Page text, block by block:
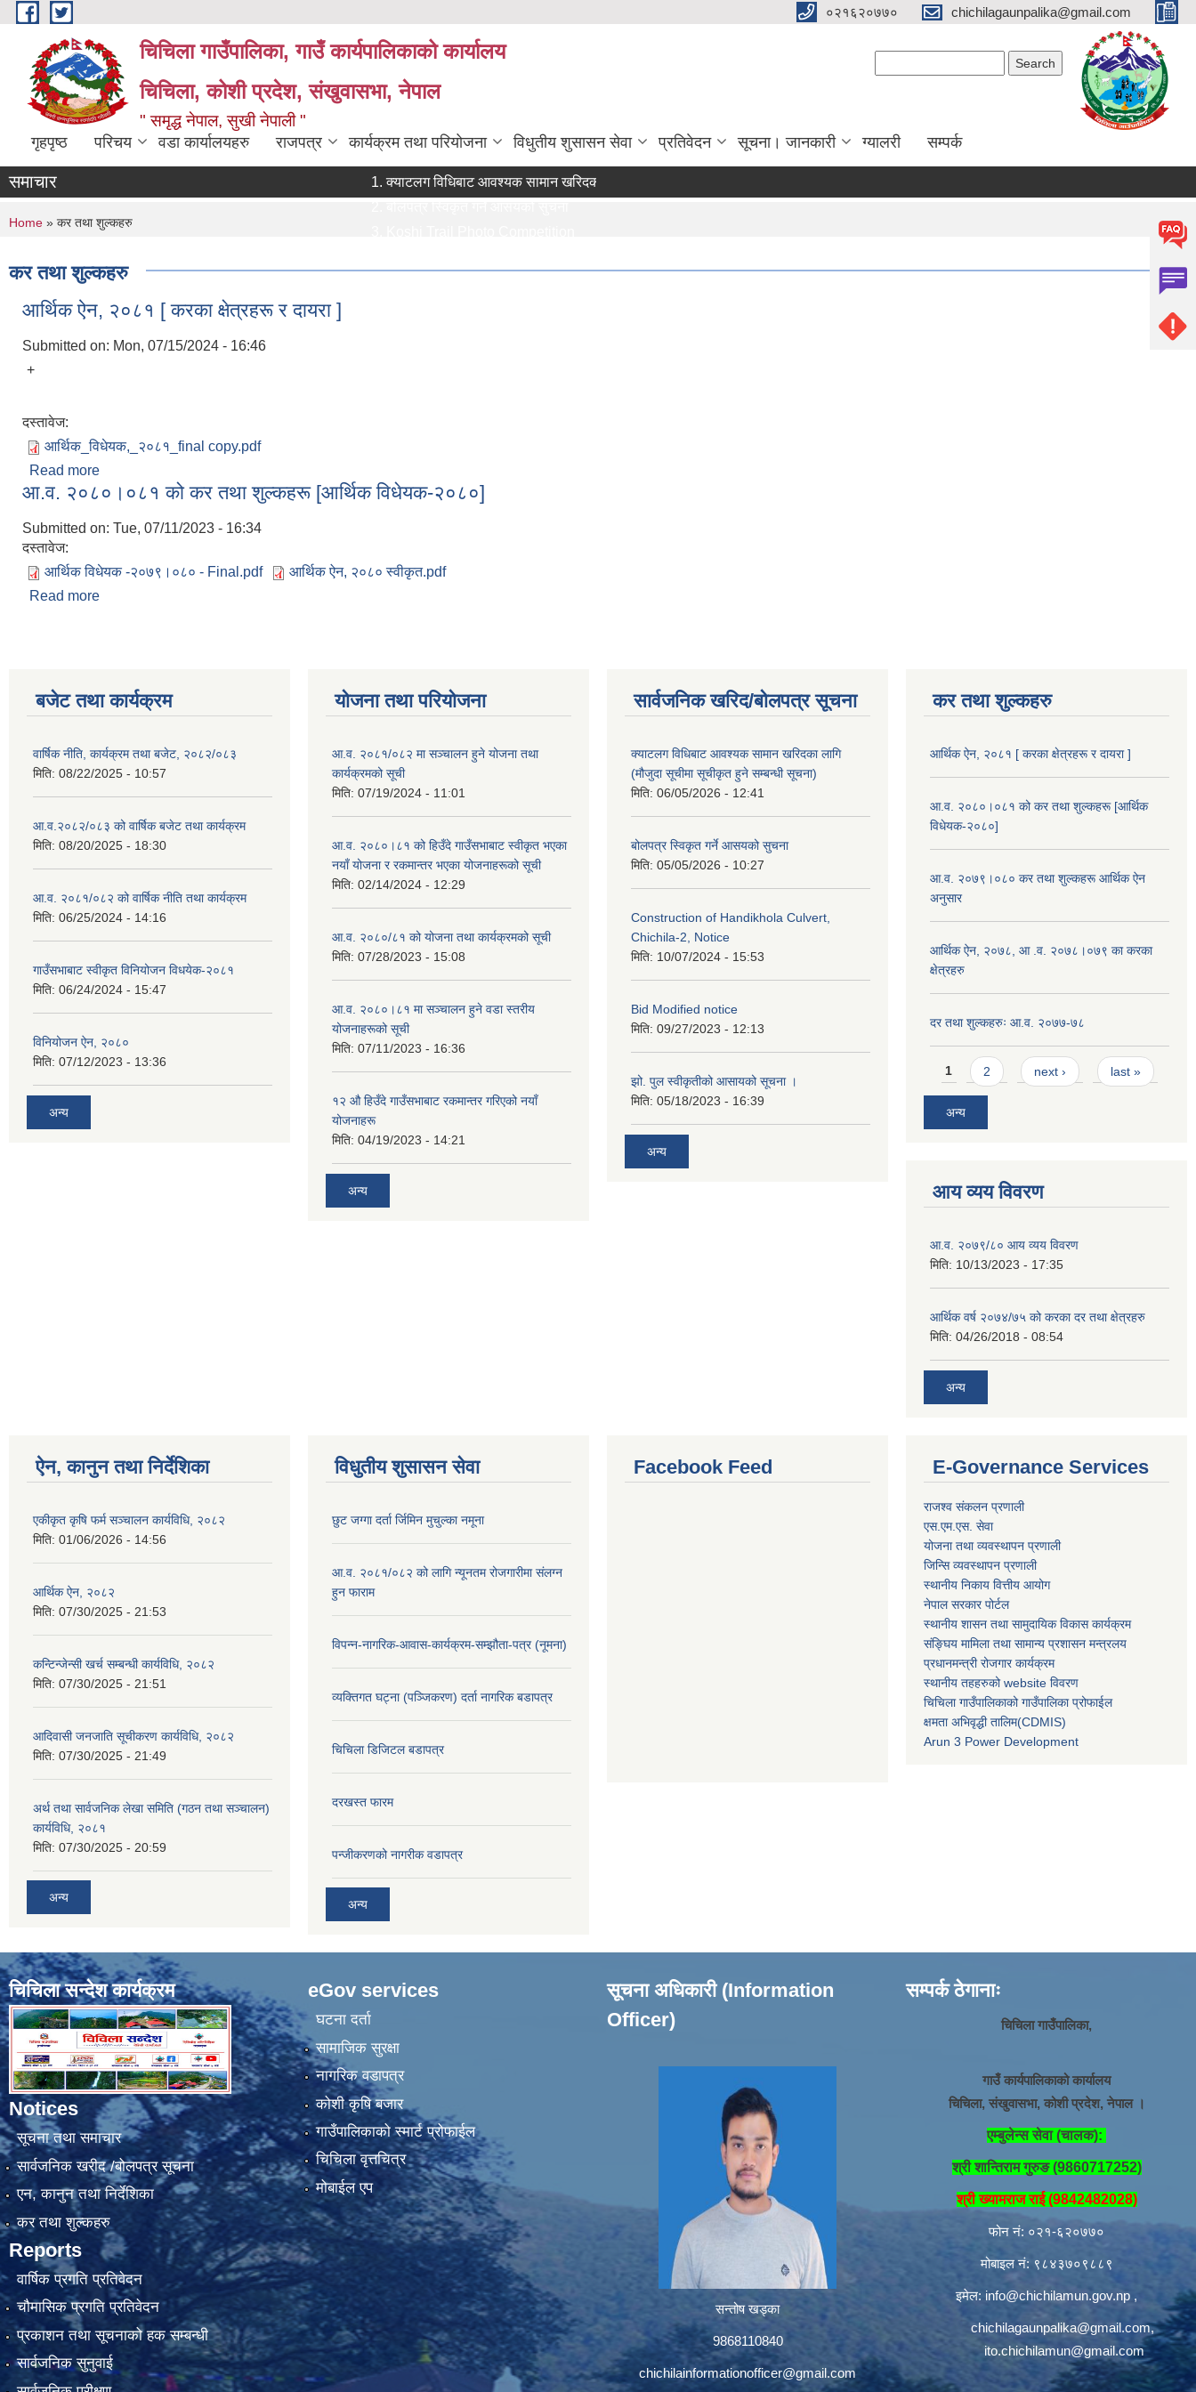
Skip to main content ०२१६२०७७० chichilagaunpalika@gmail.com
चिचिला गाउँपालिका, गाउँ कार्यपालिकाको कार्यालय
चिचिला, कोशी प्रदेश, संखुवासभा, नेपाल
" समृद्ध नेपाल, सुखी नेपाली "
गृहपृष्ठ परिचय वडा कार्यालयहरु राजपत्र कार्यक्रम तथा परियोजना विधुतीय शुसासन सेवा प्रतिवेदन सूचना। जानकारी ग्यालरी सम्पर्क
समाचार
क्याटलग विधिबाट आवश्यक सामान खरिदका लागि (मौजुदा सूचीमा सूचीकृत हुने सम्बन्धी सूचना)
You are here
Home » कर तथा शुल्कहरु
कर तथा शुल्कहरु
आर्थिक ऐन, २०८१ [ करका क्षेत्रहरू र दायरा ]
Submitted on: Mon, 07/15/2024 - 16:46
+
दस्तावेज:
आर्थिक_विधेयक,_२०८१_final copy.pdf
Read more
आ.व. २०८०।०८१ को कर तथा शुल्कहरू [आर्थिक विधेयक-२०८०]
Submitted on: Tue, 07/11/2023 - 16:34
दस्तावेज:
आर्थिक विधेयक -२०७९।०८० - Final.pdf
आर्थिक ऐन, २०८० स्वीकृत.pdf
Read more
बजेट तथा कार्यक्रम
वार्षिक नीति, कार्यक्रम तथा बजेट, २०८२/०८३
मिति: 08/22/2025 - 10:57
आ.व.२०८२/०८३ को वार्षिक बजेट तथा कार्यक्रम
मिति: 08/20/2025 - 18:30
आ.व. २०८१/०८२ को वार्षिक नीति तथा कार्यक्रम
मिति: 06/25/2024 - 14:16
गाउँसभाबाट स्वीकृत विनियोजन विधयेक-२०८१
मिति: 06/24/2024 - 15:47
विनियोजन ऐन, २०८०
मिति: 07/12/2023 - 13:36
अन्य
योजना तथा परियोजना
आ.व. २०८१/०८२ मा सञ्चालन हुने योजना तथा
कार्यक्रमको सूची
मिति: 07/19/2024 - 11:01
आ.व. २०८०।८१ को हिउँदे गाउँसभाबाट स्वीकृत भएका
नयाँ योजना र रकमान्तर भएका योजनाहरूको सूची
मिति: 02/14/2024 - 12:29
आ.व. २०८०/८१ को योजना तथा कार्यक्रमको सूची
मिति: 07/28/2023 - 15:08
आ.व. २०८०।८१ मा सञ्चालन हुने वडा स्तरीय
योजनाहरूको सूची
मिति: 07/11/2023 - 16:36
१२ औ हिउँदे गाउँसभाबाट रकमान्तर गरिएको नयाँ
योजनाहरू
मिति: 04/19/2023 - 14:21
अन्य
सार्वजनिक खरिद/बोलपत्र सूचना
क्याटलग विधिबाट आवश्यक सामान खरिदका लागि
(मौजुदा सूचीमा सूचीकृत हुने सम्बन्धी सूचना)
मिति: 06/05/2026 - 12:41
बोलपत्र स्विकृत गर्ने आसयको सुचना
मिति: 05/05/2026 - 10:27
Construction of Handikhola Culvert,
Chichila-2, Notice
मिति: 10/07/2024 - 15:53
Bid Modified notice
मिति: 09/27/2023 - 12:13
झो. पुल स्वीकृतीको आसायको सूचना ।
मिति: 05/18/2023 - 16:39
अन्य
कर तथा शुल्कहरु
आर्थिक ऐन, २०८१ [ करका क्षेत्रहरू र दायरा ]
आ.व. २०८०।०८१ को कर तथा शुल्कहरू [आर्थिक
विधेयक-२०८०]
आ.व. २०७९।०८० कर तथा शुल्कहरू आर्थिक ऐन
अनुसार
आर्थिक ऐन, २०७८, आ .व. २०७८।०७९ का करका
क्षेत्रहरु
दर तथा शुल्कहरुः आ.व. २०७७-७८
Pages
1 2 next › last »
अन्य
आय व्यय विवरण
आ.व. २०७९/८० आय व्यय विवरण
मिति: 10/13/2023 - 17:35
आर्थिक वर्ष २०७४/७५ को करका दर तथा क्षेत्रहरु
मिति: 04/26/2018 - 08:54
अन्य
ऐन, कानुन तथा निर्देशिका
एकीकृत कृषि फर्म सञ्चालन कार्यविधि, २०८२
मिति: 01/06/2026 - 14:56
आर्थिक ऐन, २०८२
मिति: 07/30/2025 - 21:53
कन्टिन्जेन्सी खर्च सम्बन्धी कार्यविधि, २०८२
मिति: 07/30/2025 - 21:51
आदिवासी जनजाति सूचीकरण कार्यविधि, २०८२
मिति: 07/30/2025 - 21:49
अर्थ तथा सार्वजनिक लेखा समिति (गठन तथा सञ्चालन)
कार्यविधि, २०८१
मिति: 07/30/2025 - 20:59
अन्य
विधुतीय शुसासन सेवा
छुट जग्गा दर्ता र्जिमिन मुचुल्का नमूना
आ.व. २०८१/०८२ को लागि न्यूनतम रोजगारीमा संलग्न
हुन फाराम
विपन्न-नागरिक-आवास-कार्यक्रम-सम्झौता-पत्र (नूमना)
व्यक्तिगत घट्ना (पञ्जिकरण) दर्ता नागरिक बडापत्र
चिचिला डिजिटल बडापत्र
दरखस्त फारम
प‍न्जीकरणको नागरीक वडापत्र
अन्य
Facebook Feed E-Governance Services
राजश्व संकलन प्रणाली
एस.एम.एस. सेवा
योजना तथा व्यवस्थापन प्रणाली
जिन्सि व्यवस्थापन प्रणाली
स्थानीय निकाय वित्तीय आयोग
नेपाल सरकार पोर्टल
स्थानीय शासन तथा सामुदायिक विकास कार्यक्रम
संङ्घिय मामिला तथा सामान्य प्रशासन मन्त्रलय
प्रधानमन्त्री रोजगार कार्यक्रम
स्थानीय तहहरुको website विवरण
चिचिला गाउँपालिकाको गाउँपालिका प्रोफाईल
क्षमता अभिवृद्धी तालिम(CDMIS)
Arun 3 Power Development
चिचिला सन्देश कार्यक्रम
Notices
सूचना तथा समाचार
सार्वजनिक खरीद /बोलपत्र सूचना
एन, कानुन तथा निर्देशिका
कर तथा शुल्कहरु
Reports
वार्षिक प्रगति प्रतिवेदन
चौमासिक प्रगति प्रतिवेदन
प्रकाशन तथा सूचनाको हक सम्बन्धी
सार्वजनिक सुनुवाई
eGov services
घटना दर्ता
सामाजिक सुरक्षा
नागरिक वडापत्र
कोशी कृषि बजार
गाउँपालिकाको स्मार्ट प्रोफाईल
चिचिला वृत्तचित्र
मोबाईल एप
सूचना अधिकारी (Information
Officer)
सन्तोष खड्का
9868110840
chichilainformationofficer@gmail.com
सम्पर्क ठेगानाः
चिचिला गाउँपालिका,
गाउँ कार्यपालिकाको कार्यालय
चिचिला, संखुवासभा, कोशी प्रदेश, नेपाल ।
एम्बुलेन्स सेवा (चालक):
श्री शान्तिराम गुरुङ (9860717252)
श्री ख्यामराज राई (9842482028)
फोन नं: ०२१-६२०७७०
मोबाइल नं: ९८४३७०९८८९
इमेल: info@chichilamun.gov.np ,
chichilagaunpalika@gmail.com,
ito.chichilamun@gmail.com